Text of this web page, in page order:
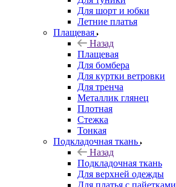
Для шорт и юбки
Летние платья
Плащевая
Назад
Плащевая
Для бомбера
Для куртки ветровки
Для тренча
Металлик глянец
Плотная
Стежка
Тонкая
Подкладочная ткань
Назад
Подкладочная ткань
Для верхней одежды
Для платья с пайетками